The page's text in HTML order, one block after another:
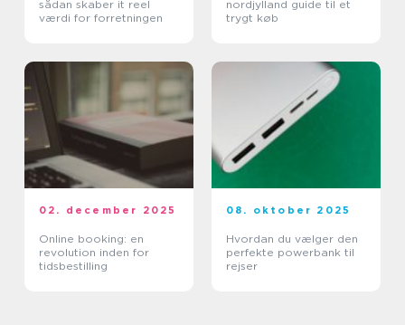
sådan skaber it reel
værdi for forretningen
nordjylland guide til et
trygt køb
02. december 2025
Online booking: en
revolution inden for
tidsbestilling
08. oktober 2025
Hvordan du vælger den
perfekte powerbank til
rejser